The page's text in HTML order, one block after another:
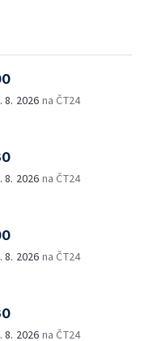
8. 2026 na ČT24
8. 2026 na ČT24
8. 2026 na ČT24
8. 2026 na ČT24